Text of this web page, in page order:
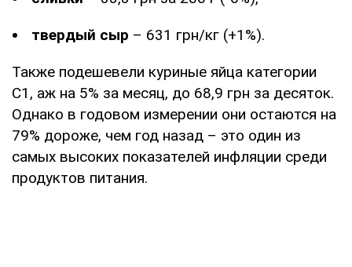
твердый сыр – 631 грн/кг (+1%).
Также подешевели куриные яйца категории
С1, аж на 5% за месяц, до 68,9 грн за десяток.
Однако в годовом измерении они остаются на
79% дороже, чем год назад – это один из
самых высоких показателей инфляции среди
продуктов питания.